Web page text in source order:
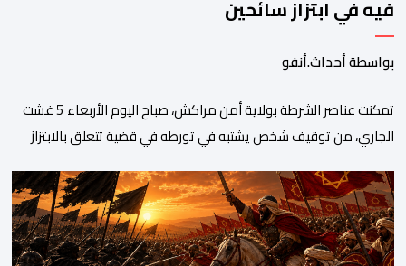
فيه في ابتزاز سائحين
بواسطة أحداث.أنفو
تمكنت عناصر الشرطة بولاية أمن مراكش، صباح اليوم الأربعاء 5 غشت
الجاري، من توقيف شخص يشتبه في تورطه في قضية تتعلق بالابتزاز
سائحين أجنبيين للابتزاز بالمدينة العتيقة بمراكش، وطالبهما بمبلغ مالي
غير مستحق بدعوى ممارسة نشاط مرتبط بالإرشاد السياحي بدون
رخصة، وهي الأفعال الإجرامية التي […]